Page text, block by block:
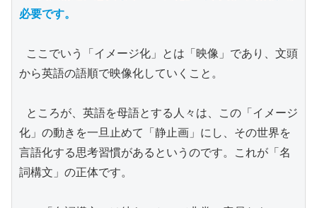
必要です。
から英語の語順で映像化していくこと。
化」の動きを一旦止めて「静止画」にし、その世界を
言語化する思考習慣があるというのです。これが「名
詞構文」の正体です。